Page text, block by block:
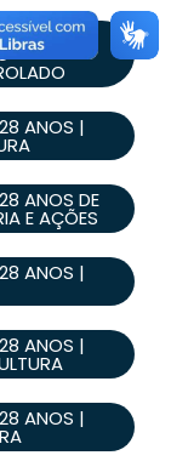
DE
ANOS |
ANOS DE
E AÇÕES
ANOS |
ANOS |
ANOS |